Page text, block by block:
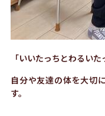
「いいたっちとわるい
自分や友達の体を大切
す。